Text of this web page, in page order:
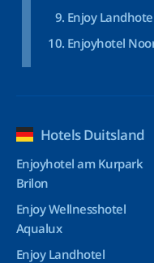
Enjoy
Enjoyhotel
Hotels Duitsland
Enjoyhotel am Kurpark
Brilon
Enjoy Wellnesshotel
Aqualux
Enjoy Landhotel